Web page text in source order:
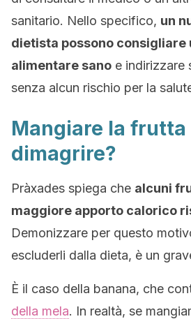
sanitario. Nello specifico, un
dietista possono consigliare
alimentare sano e indirizzare
senza alcun rischio per la
Mangiare la frutta
dimagrire?
Pràxades spiega che alcuni
maggiore apporto calorico
Demonizzare per questo
escluderli dalla dieta, è un
È il caso della banana, che
della mela. In realtà, se